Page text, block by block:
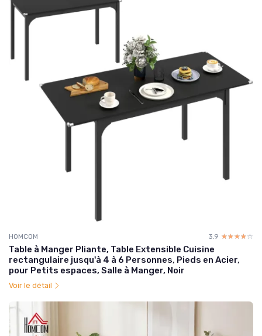
HOMCOM 3.9 ☆☆☆☆☆
★★★★★
Table à Manger Pliante, Table Extensible Cuisine
rectangulaire jusqu'à 4 à 6 Personnes, Pieds en Acier,
pour Petits espaces, Salle à Manger, Noir
Voir le détail